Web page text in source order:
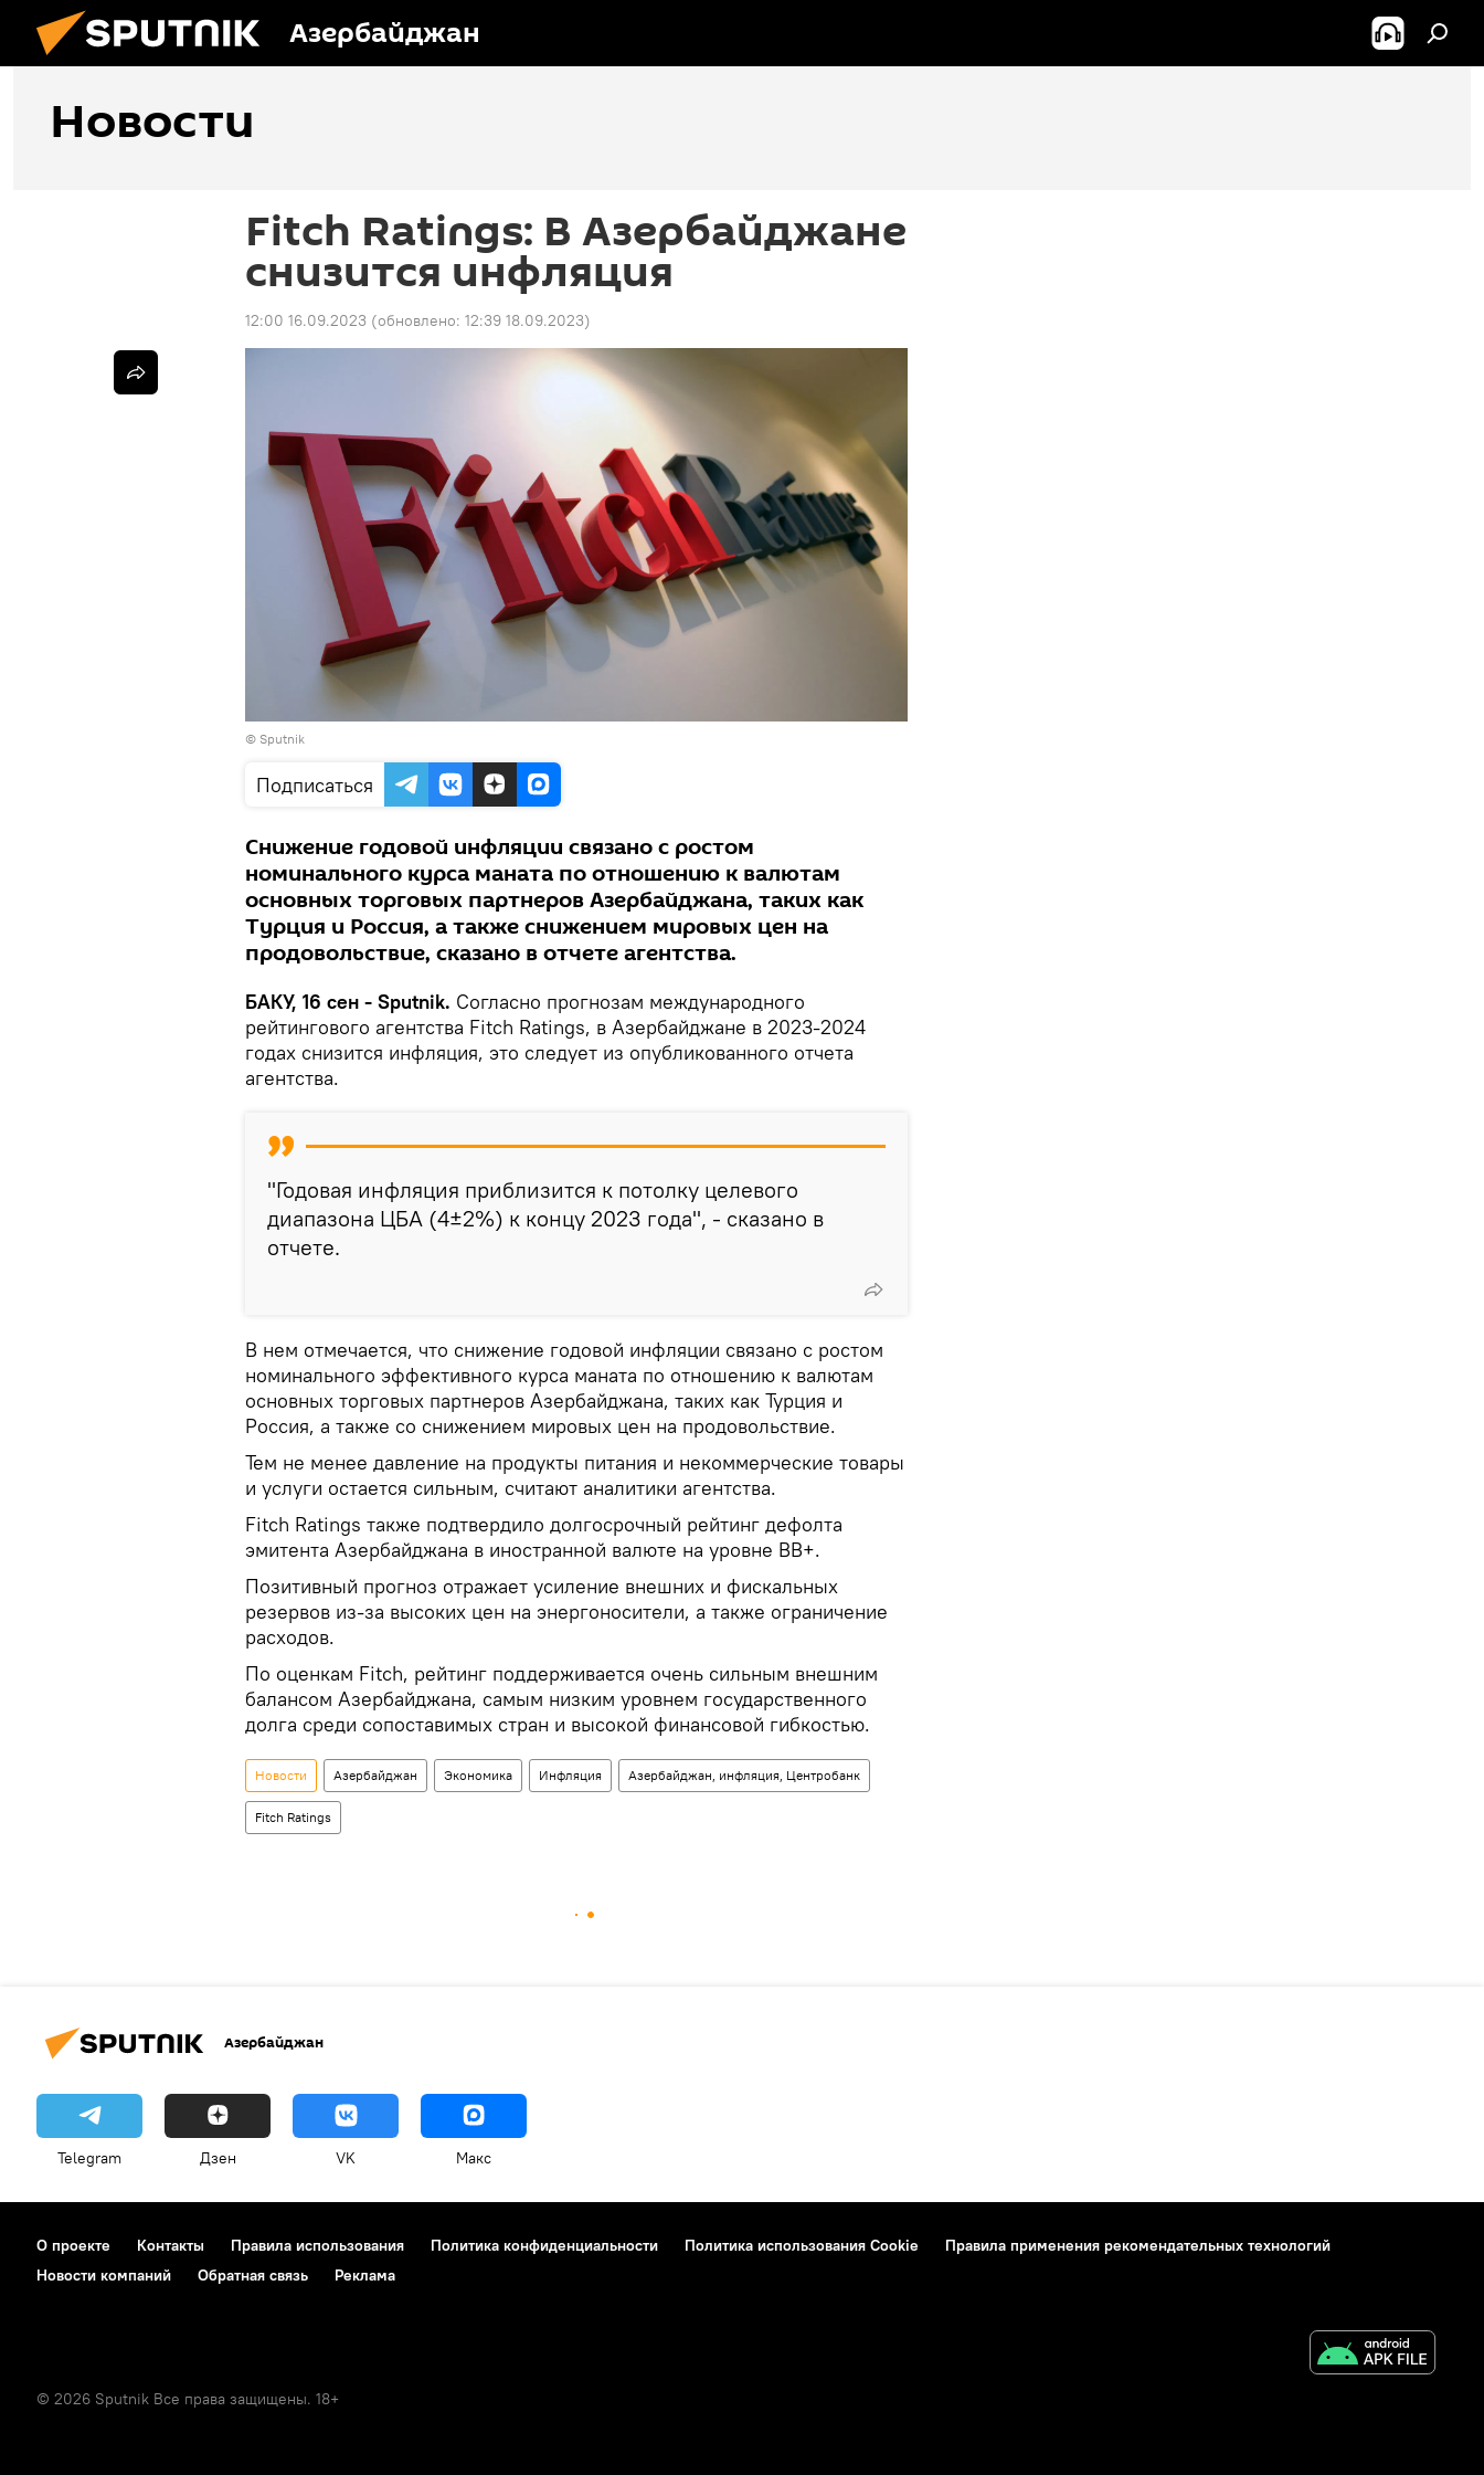
Азербайджан
Новости
Fitch Ratings: В Азербайджане
снизится инфляция
12:00 16.09.2023 (обновлено: 12:39 18.09.2023)
© Sputnik
Подписаться
Снижение годовой инфляции связано с ростом
номинального курса маната по отношению к валютам
основных торговых партнеров Азербайджана, таких как
Турция и Россия, а также снижением мировых цен на
продовольствие, сказано в отчете агентства.
БАКУ, 16 сен - Sputnik. Согласно прогнозам международного
рейтингового агентства Fitch Ratings, в Азербайджане в 2023-2024
годах снизится инфляция, это следует из опубликованного отчета
агентства.
"Годовая инфляция приблизится к потолку целевого
диапазона ЦБА (4±2%) к концу 2023 года", - сказано в
отчете.
В нем отмечается, что снижение годовой инфляции связано с ростом
номинального эффективного курса маната по отношению к валютам
основных торговых партнеров Азербайджана, таких как Турция и
Россия, а также со снижением мировых цен на продовольствие.
Тем не менее давление на продукты питания и некоммерческие товары
и услуги остается сильным, считают аналитики агентства.
Fitch Ratings также подтвердило долгосрочный рейтинг дефолта
эмитента Азербайджана в иностранной валюте на уровне BB+.
Позитивный прогноз отражает усиление внешних и фискальных
резервов из-за высоких цен на энергоносители, а также ограничение
расходов.
По оценкам Fitch, рейтинг поддерживается очень сильным внешним
балансом Азербайджана, самым низким уровнем государственного
долга среди сопоставимых стран и высокой финансовой гибкостью.
Новости Азербайджан Экономика Инфляция Азербайджан, инфляция, Центробанк
Fitch Ratings
Азербайджан
Telegram Дзен VK Макс
О проекте Контакты Правила использования Политика конфиденциальности Политика использования Cookie
Правила применения рекомендательных технологий
Новости компаний
Обратная связь Реклама
© 2026 Sputnik Все права защищены. 18+